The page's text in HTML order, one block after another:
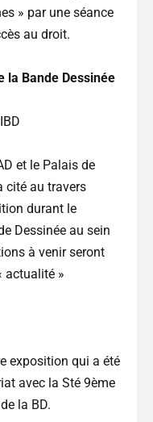
» par une séance
au droit.
la Bande Dessinée
et le Palais de
cité au travers
durant le
Dessinée au sein
à venir seront
actualité »
exposition qui a été
avec la Sté 9ème
la BD.